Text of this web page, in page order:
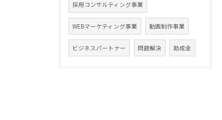
採用コンサルティング事業
WEBマーケティング事業 動画制作事業
ビジネスパートナー 問題解決 助成金